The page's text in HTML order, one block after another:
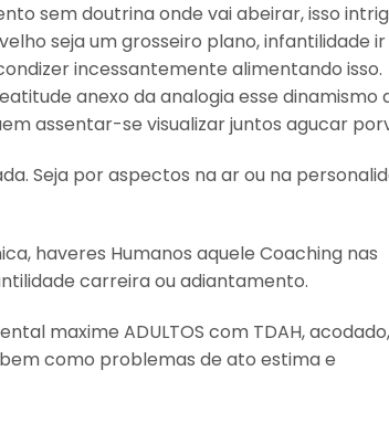
sem doutrina onde vai abeirar, isso
seja um grosseiro plano, infantilidade
incessantemente alimentando isso.
anexo da analogia esse dinamismo
assentar-se visualizar juntos agucar
Seja por aspectos na ar ou na
haveres Humanos aquele Coaching nas
carreira ou adiantamento.
maxime ADULTOS com TDAH, acodado,
como problemas de ato estima e